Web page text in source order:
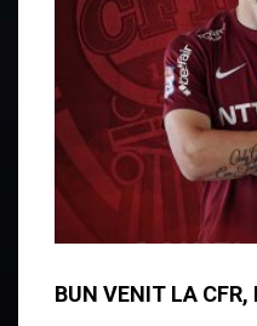
BUN VENIT LA CFR,